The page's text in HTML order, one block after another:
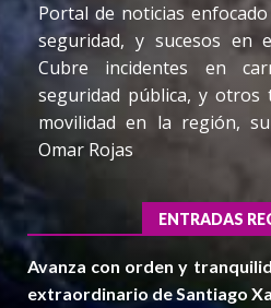
Portal de noticias
seguridad, y sucesos en
Cubre incidentes en
seguridad pública, y otros
movilidad en la región,
Omar Rojas
ENTRADAS
Avanza con orden y
extraordinario de Santiago